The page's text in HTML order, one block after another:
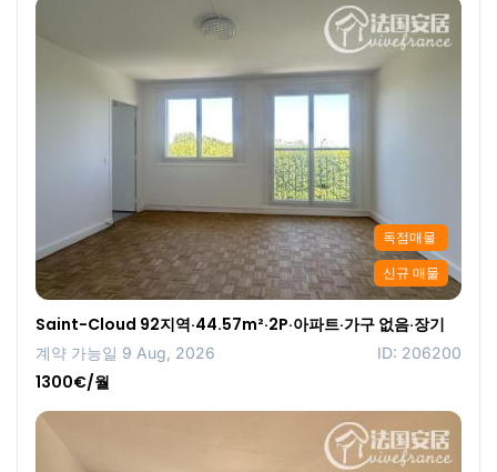
독점매물
신규 매물
Saint-Cloud 92지역·44.57m²·2P·아파트·가구 없음·장기
계약 가능일 9 Aug, 2026 ID: 206200
1300€/월